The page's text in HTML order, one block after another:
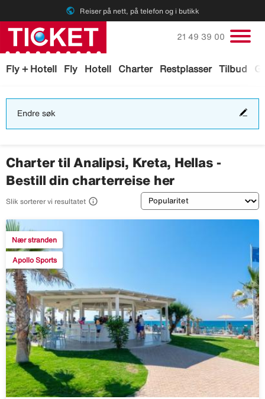
public Reiser på nett, på telefon og i butikk
Fly + Hotell Fly Hotell Charter Restplasser Tilbud
Ring oss på
21 49 39 00
Endre søk
Charter til Analipsi, Kreta, Hellas -
Bestill din charterreise her
Slik sorterer vi resultatet  Sortering
Nær stranden
Apollo Sports